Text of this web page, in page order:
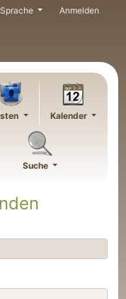
Sprache Anmelden
Kalender
Suche